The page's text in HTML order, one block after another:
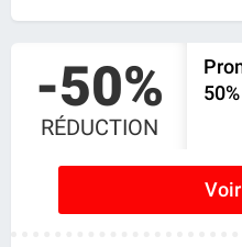
-50%
RÉDUCTION